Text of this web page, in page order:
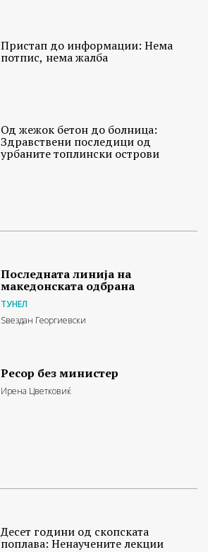
Пристап до информации: Нема
потпис, нема жалба
Од жежок бетон до болница:
Здравствени последици од
урбаните топлински острови
Последната линија на
македонската одбрана
ТУНЕЛ
Ѕвездан Георгиевски
Ресор без министер
Ирена Цветковиќ
Десет години од скопската
поплава: Ненаучените лекции